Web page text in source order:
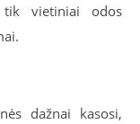
vietiniai odos
dažnai kasosi,